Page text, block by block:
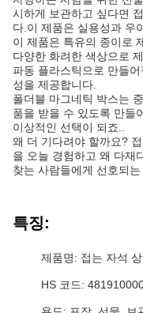
시하게 보관하고 싶다면
다.이 제품은 실용성과 우
이 제품은 특유의 종이로
다양한 화려한 색상으로
파동 플라스틱으로 만들
성을 제공합니다.
폴더블 마그네틱 박스는
품을 받을 수 있도록 만들
이상적인 선택이 되죠..
왜 더 기다려야 할까요?
을 오늘 경험하고 왜 다재
찾는 사람들에게 선호되는
특징:
제품명: 접는 자석
HS 코드: